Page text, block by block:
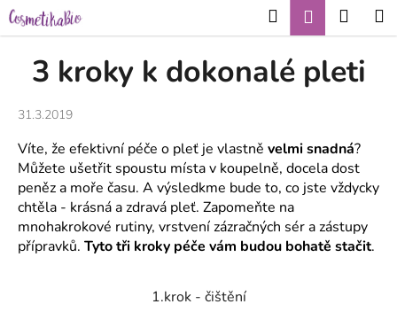
Přejít
na
obsah
HledatPřihlášení
3 kroky k dokonalé pleti
31.3.2019
Víte, že efektivní péče o pleť je vlastně velmi snadná?
Můžete ušetřit spoustu místa v koupelně, docela dost
peněz a moře času. A výsledkme bude to, co jste vždycky
chtěla - krásná a zdravá pleť. Zapomeňte na
mnohakrokové rutiny, vrstvení zázračných sér a zástupy
přípravků. Tyto tři kroky péče vám budou bohatě stačit.
1.krok - čištění
K
o
o
p
o
t
ř
e
b